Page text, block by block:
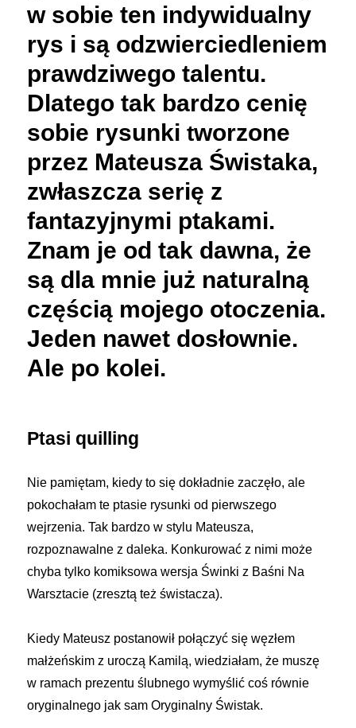
w sobie ten indywidualny
rys i są odzwierciedleniem
prawdziwego talentu.
Dlatego tak bardzo cenię
sobie rysunki tworzone
przez Mateusza Świstaka,
zwłaszcza serię z
fantazyjnymi ptakami.
Znam je od tak dawna, że
są dla mnie już naturalną
częścią mojego otoczenia.
Jeden nawet dosłownie.
Ale po kolei.
Ptasi quilling
Nie pamiętam, kiedy to się dokładnie zaczęło, ale
pokochałam te ptasie rysunki od pierwszego
wejrzenia. Tak bardzo w stylu Mateusza,
rozpoznawalne z daleka. Konkurować z nimi może
chyba tylko komiksowa wersja Świnki z Baśni Na
Warsztacie (zresztą też świstacza).
Kiedy Mateusz postanowił połączyć się węzłem
małżeńskim z uroczą Kamilą, wiedziałam, że muszę
w ramach prezentu ślubnego wymyślić coś równie
oryginalnego jak sam Oryginalny Świstak.